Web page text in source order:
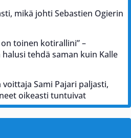
mikä johti Sebastien Ogierin
toinen kotirallini” –
tehdä saman kuin Kalle
Sami Pajari paljasti,
oikeasti tuntuivat